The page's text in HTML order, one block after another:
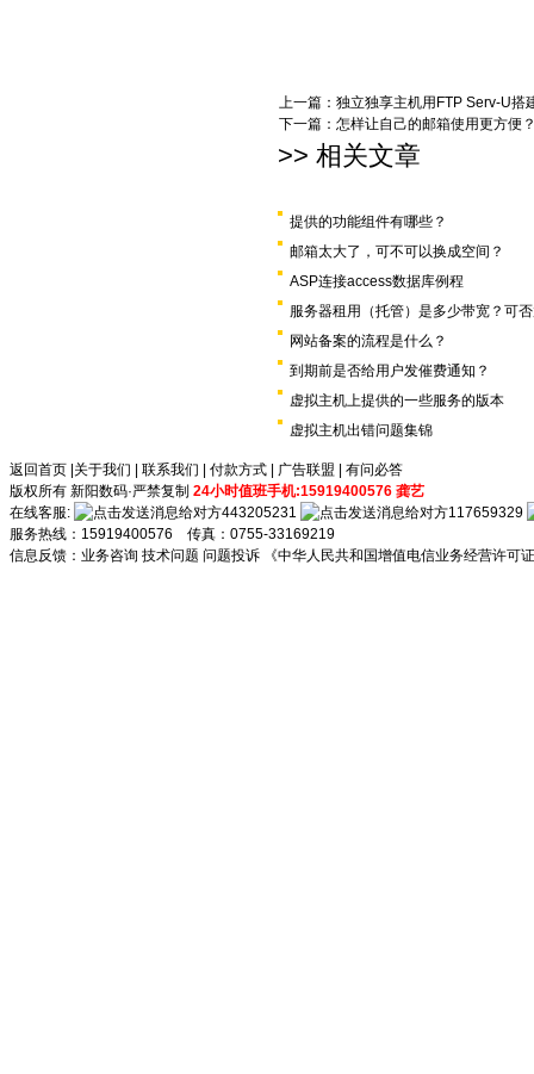
上一篇： 独立独享主机用FTP Serv-U搭
下一篇： 怎样让自己的邮箱使用更方便
>> 相关文章
提供的功能组件有哪些？
邮箱太大了，可不可以换成空间？
ASP连接access数据库例程
服务器租用（托管）是多少带宽？可
网站备案的流程是什么？
到期前是否给用户发催费通知？
虚拟主机上提供的一些服务的版本
虚拟主机出错问题集锦
返回首页 关于我们 联系我们 付款方式 广告联盟
有问必答
版权所有 新阳数码·严禁复制 24小时值班手机:15919400576 龚艺
在线客服:
443205231
117659329
服务热线：15919400576 传真：0755-33169219
信息反馈： 业务咨询 技术问题 问题投诉 《中华人民共和国增值电信业务经营许可